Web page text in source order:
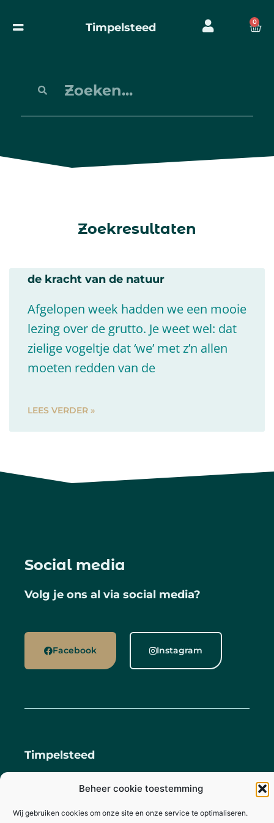
Beheer cookie toestemming
Wij gebruiken cookies om onze site en onze service te optimaliseren.
Timpelsteed 0
Zoekresultaten
de kracht van de natuur
Afgelopen week hadden we een mooie
lezing over de grutto. Je weet wel: dat
zielige vogeltje dat ‘we’ met z’n allen
moeten redden van de
LEES VERDER »
Social media
Volg je ons al via social media?
Facebook Instagram
Timpelsteed
Privacy & cookies - Voorwaarden